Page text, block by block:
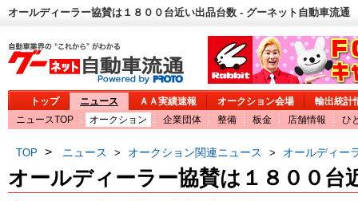
オールディーラー協賛は１８００台近い出品台数 - グーネット自動車流通
トップ ニュース ＡＡ実績速報 オークション会場
輸出統計
ニュースTOP
オークション 企業団体 整備 板金 店舗情報 ひ
TOP > ニュース > オークション関連ニュース > オールディー
オールディーラー協賛は１８００台